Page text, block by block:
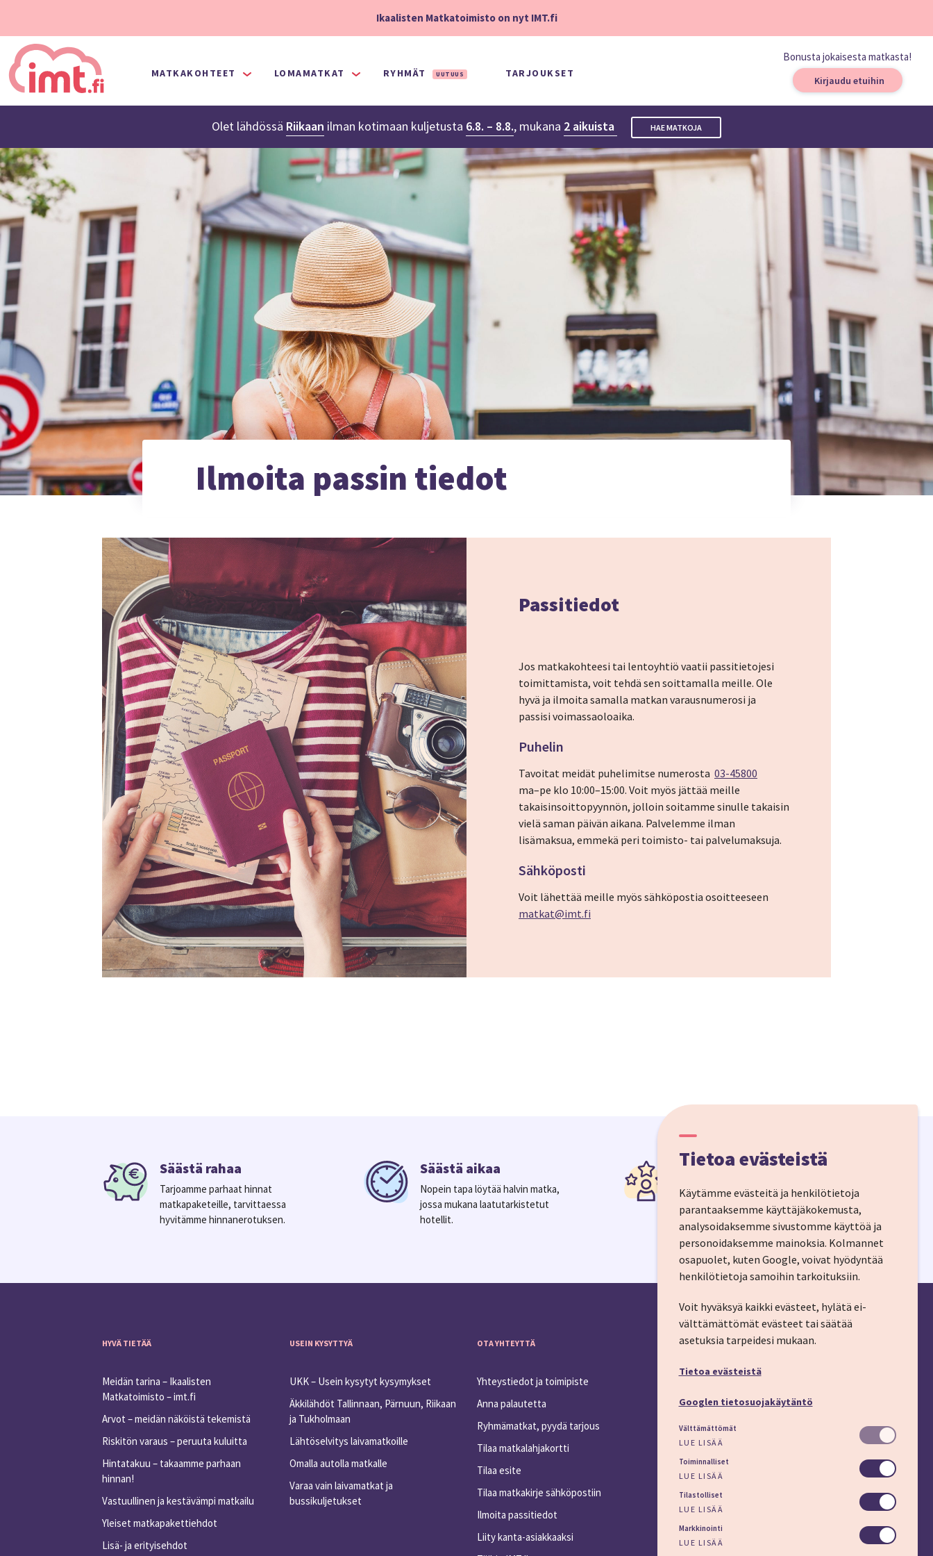
Ikaalisten Matkatoimisto on nyt IMT.fi
MATKAKOHTEET LOMAMATKAT RYHMÄT UUTUUS TARJOUKSET
Bonusta jokaisesta matkasta!
Kirjaudu etuihin
Olet lähdössä Riikaan ilman kotimaan kuljetusta 6.8. – 8.8., mukana 2 aikuista HAE MATKOJA
Ilmoita passin tiedot
Passitiedot
Jos matkakohteesi tai lentoyhtiö vaatii passitietojesi
toimittamista, voit tehdä sen soittamalla meille. Ole
hyvä ja ilmoita samalla matkan varausnumerosi ja
passisi voimassaoloaika.
Puhelin
Tavoitat meidät puhelimitse numerosta 03-45800
ma–pe klo 10:00–15:00. Voit myös jättää meille
takaisinsoittopyynnön, jolloin soitamme sinulle takaisin
vielä saman päivän aikana. Palvelemme ilman
lisämaksua, emmekä peri toimisto- tai palvelumaksuja.
Sähköposti
Voit lähettää meille myös sähköpostia osoitteeseen
matkat@imt.fi
Säästä rahaa
Tarjoamme parhaat hinnat
matkapaketeille, tarvittaessa
hyvitämme hinnanerotuksen.
Säästä aikaa
Nopein tapa löytää halvin matka,
jossa mukana laatutarkistetut
hotellit.
Säästä hermoja
Koko matkapaketti yhdellä
ostoksella, 24/7 asiakaspalvelu ja
matkapakettilain suoja.
HYVÄ TIETÄÄ
Meidän tarina – Ikaalisten
Matkatoimisto – imt.fi
Arvot – meidän näköistä tekemistä
Riskitön varaus – peruuta kuluitta
Hintatakuu – takaamme parhaan
hinnan!
Vastuullinen ja kestävämpi matkailu
Yleiset matkapakettiehdot
Lisä- ja erityisehdot
USEIN KYSYTTYÄ
UKK – Usein kysytyt kysymykset
Äkkilähdöt Tallinnaan, Pärnuun, Riikaan
ja Tukholmaan
Lähtöselvitys laivamatkoille
Omalla autolla matkalle
Varaa vain laivamatkat ja
bussikuljetukset
OTA YHTEYTTÄ
Yhteystiedot ja toimipiste
Anna palautetta
Ryhmämatkat, pyydä tarjous
Tilaa matkalahjakortti
Tilaa esite
Tilaa matkakirje sähköpostiin
Ilmoita passitiedot
Liity kanta-asiakkaaksi
YHTEYSTIEDOT
Lisäapua: apu.imt.fi
Evästeasetukset
Tietoa evästeistä
Käytämme evästeitä ja henkilötietoja
parantaaksemme käyttäjäkokemusta,
analysoidaksemme sivustomme käyttöä ja
personoidaksemme mainoksia. Kolmannet
osapuolet, kuten Google, voivat hyödyntää
henkilötietoja samoihin tarkoituksiin.
Voit hyväksyä kaikki evästeet, hylätä ei-
välttämättömät evästeet tai säätää
asetuksia tarpeidesi mukaan.
Tietoa evästeistä
Googlen tietosuojakäytäntö
Välttämättömät
LUE LISÄÄ
Toiminnalliset
LUE LISÄÄ
Tilastolliset
LUE LISÄÄ
Markkinointi
LUE LISÄÄ